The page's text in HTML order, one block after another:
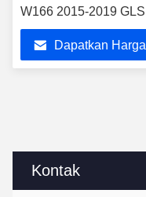
Kontak
W166 2015-2019 GLS
X166 2016-2019
NTG5.0Dapatkan Harga